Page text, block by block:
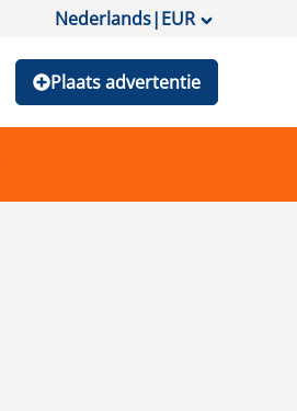
Nederlands|EUR
Plaats advertentie